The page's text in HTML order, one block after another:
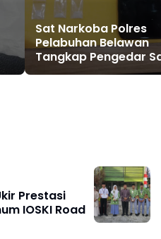
Sat Narkoba Polres
Pelabuhan Belawan
Tangkap Pengedar
di Hamparan Perak
Prestasi